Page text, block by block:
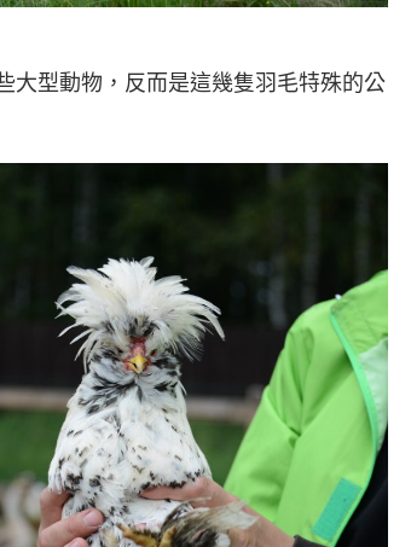
大型動物，反而是這幾隻羽毛特殊的公